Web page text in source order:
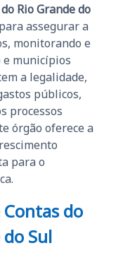
Rio Grande do
assegurar a
monitorando e
e municípios
a legalidade,
públicos,
processos
órgão oferece a
para o
do
Sul